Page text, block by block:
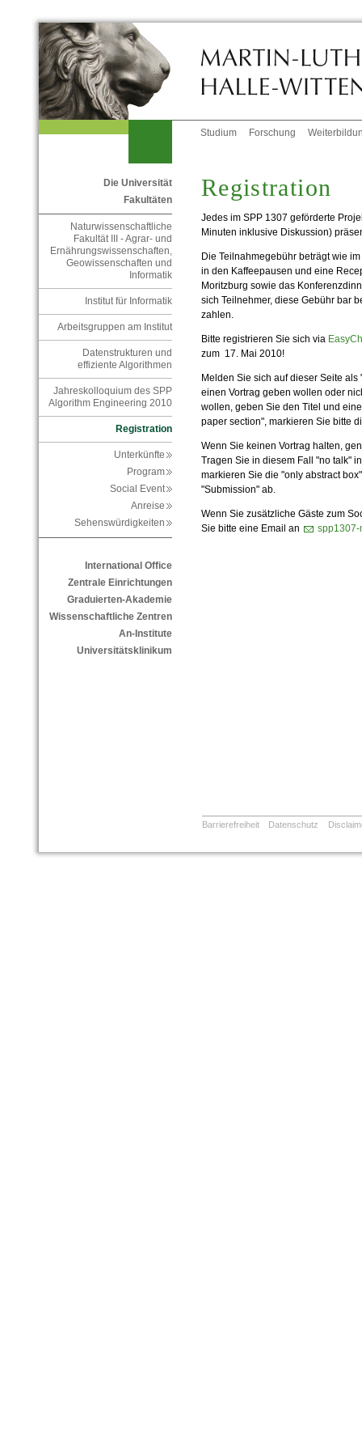
Studium Forschung
Die Universität
Fakultäten
Naturwissenschaftliche
Fakultät III - Agrar- und
Ernährungswissenschaften,
Geowissenschaften und
Informatik
Institut für Informatik
Arbeitsgruppen am Institut
Datenstrukturen und
effiziente Algorithmen
Jahreskolloquium des SPP
Algorithm Engineering 2010
Registration
Unterkünfte
Program
Social Event
Anreise
Sehenswürdigkeiten
International Office
Zentrale Einrichtungen
Graduierten-Akademie
Wissenschaftliche Zentren
An-Institute
Universitätsklinikum
Registration
Jedes im SPP 1307 geförderte
Minuten inklusive Diskussion)
Die Teilnahmegebühr beträgt wie
in den Kaffeepausen und eine
Moritzburg sowie das
sich Teilnehmer, diese Gebühr bar
zahlen.
Bitte registrieren Sie sich via
zum 17. Mai 2010!
Melden Sie sich auf dieser Seite
einen Vortrag geben wollen oder
wollen, geben Sie den Titel und
paper section", markieren Sie bitte
Wenn Sie keinen Vortrag halten,
Tragen Sie in diesem Fall "no talk"
markieren Sie die "only abstract
"Submission" ab.
Wenn Sie zusätzliche Gäste zum
Sie bitte eine Email an
spp1307-
Barrierefreiheit Datenschutz